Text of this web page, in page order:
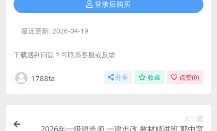
登录后购买
最近更新: 2026-04-19
下载遇到问题？可联系客服或反馈
1788ta 分享 收藏 点赞(0)
上一篇